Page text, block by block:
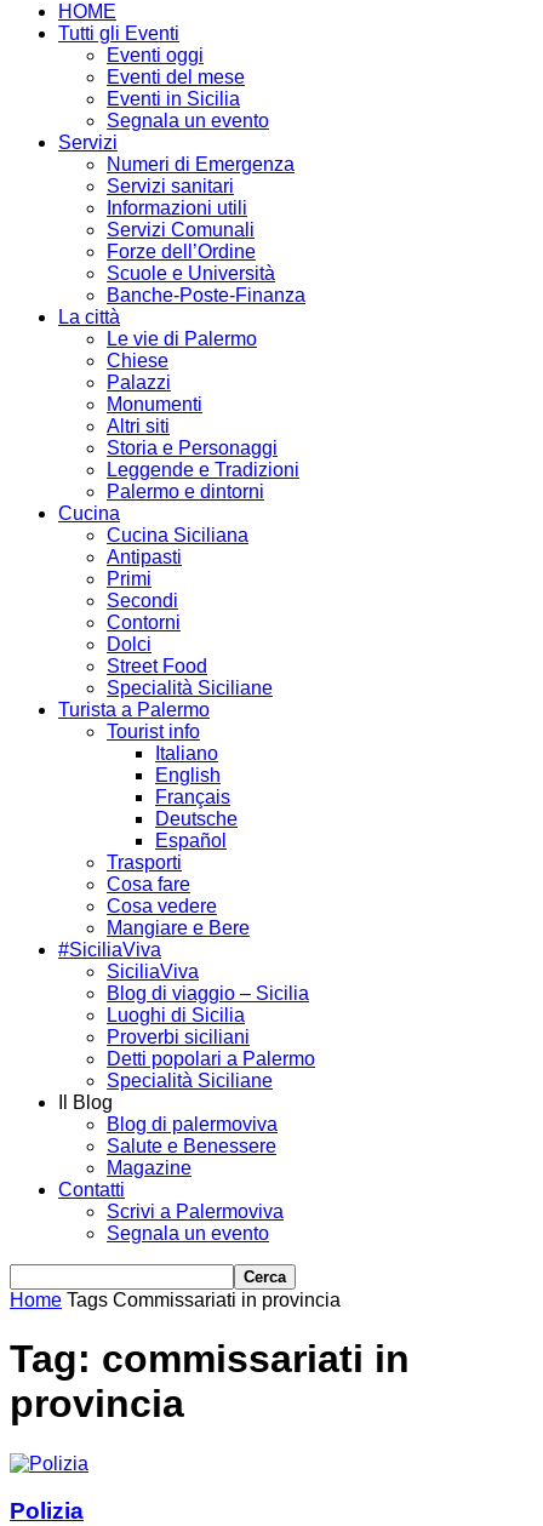
HOME
Tutti gli Eventi
Eventi oggi
Eventi del mese
Eventi in Sicilia
Segnala un evento
Servizi
Numeri di Emergenza
Servizi sanitari
Informazioni utili
Servizi Comunali
Forze dell’Ordine
Scuole e Università
Banche-Poste-Finanza
La città
Le vie di Palermo
Chiese
Palazzi
Monumenti
Altri siti
Storia e Personaggi
Leggende e Tradizioni
Palermo e dintorni
Cucina
Cucina Siciliana
Antipasti
Primi
Secondi
Contorni
Dolci
Street Food
Specialità Siciliane
Turista a Palermo
Tourist info
Italiano
English
Français
Deutsche
Español
Trasporti
Cosa fare
Cosa vedere
Mangiare e Bere
#SiciliaViva
SiciliaViva
Blog di viaggio – Sicilia
Luoghi di Sicilia
Proverbi siciliani
Detti popolari a Palermo
Specialità Siciliane
Il Blog
Blog di palermoviva
Salute e Benessere
Magazine
Contatti
Scrivi a Palermoviva
Segnala un evento
Home Tags Commissariati in provincia
Tag: commissariati in
provincia
Polizia